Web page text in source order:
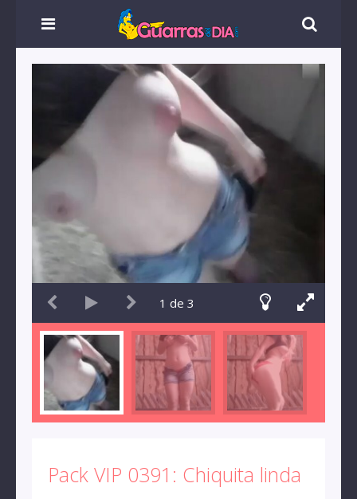
1 de 3
Pack VIP 0391: Chiquita linda